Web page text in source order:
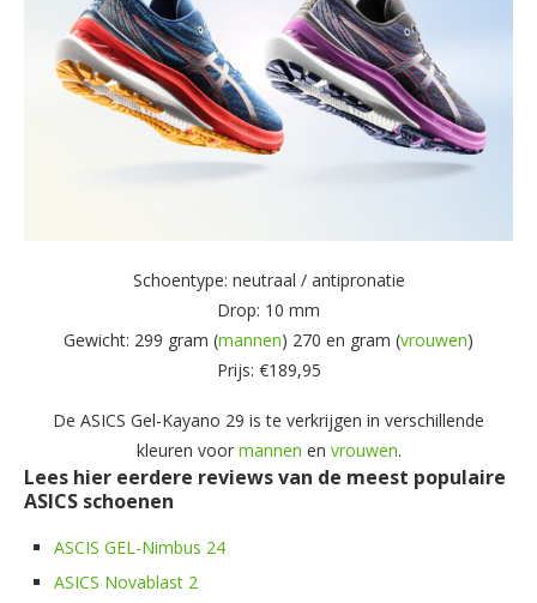
Schoentype: neutraal / antipronatie
Drop: 10 mm
Gewicht: 299 gram (mannen) 270 en gram (vrouwen)
Prijs: €189,95
De ASICS Gel-Kayano 29 is te verkrijgen in verschillende
kleuren voor mannen en vrouwen.
Lees hier eerdere reviews van de meest populaire
ASICS schoenen
ASCIS GEL-Nimbus 24
ASICS Novablast 2